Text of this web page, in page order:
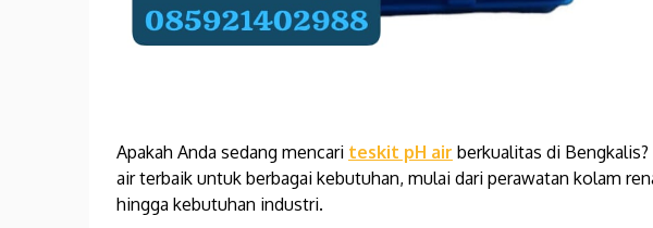
Apakah Anda sedang mencari teskit pH air berkualitas di
air terbaik untuk berbagai kebutuhan, mulai dari perawatan kolam
hingga kebutuhan industri.